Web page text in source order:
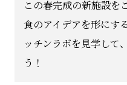
この春完成の新施設を
食のアイデアを形にす
ッチンラボを見学して
う！